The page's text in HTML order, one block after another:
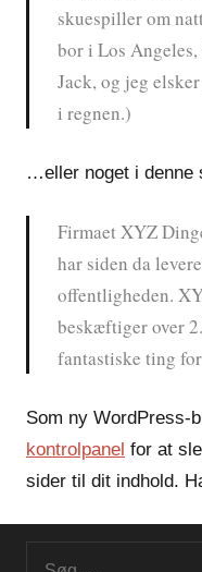
skuespiller om
bor i Los
Jack, og jeg
i regnen.)
…eller noget i denne
Firmaet XYZ
har siden da
offentligheden.
beskæftiger over
fantastiske ting
Som ny WordPress-
kontrolpanel for at
sider til dit indhold.